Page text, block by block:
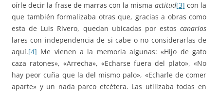
oírle decir la frase de marras con la misma actitud[3] con la
que también formalizaba otras que, gracias a obras como
esta de Luis Rivero, quedan ubicadas por estos canarios
lares con independencia de si cabe o no considerarlas de
aquí.[4] Me vienen a la memoria algunas: «Hijo de gato
caza ratones», «Arrecha», «Echarse fuera del plato», «No
hay peor cuña que la del mismo palo», «Echarle de comer
aparte» y un nada parco etcétera. Las utilizaba todas en